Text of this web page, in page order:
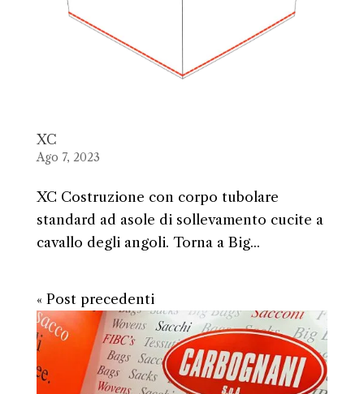
XC
Ago 7, 2023
XC Costruzione con corpo tubolare
standard ad asole di sollevamento cucite a
cavallo degli angoli. Torna a Big...
« Post precedenti